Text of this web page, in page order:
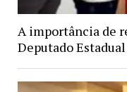
A importância de
Deputado